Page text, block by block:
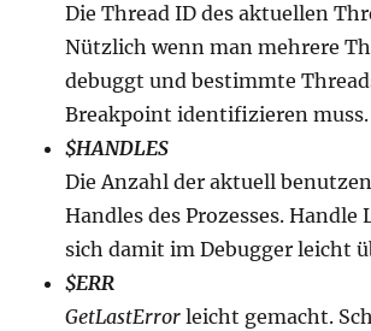
Die Thread ID des aktuellen
Nützlich wenn man mehrere
debuggt und bestimmte
Breakpoint identifizieren muss.
$HANDLES
Die Anzahl der aktuell
Handles des Prozesses. Handle
sich damit im Debugger leicht
$ERR
GetLastError leicht gemacht.